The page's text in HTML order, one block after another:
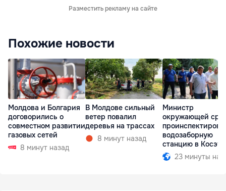
Разместить рекламу на сайте
Похожие новости
Молдова и Болгария
договорились о
совместном развитии
газовых сетей
8 минут назад
В Молдове сильный
ветер повалил
деревья на трассах
8 минут назад
Министр
окружающей
водозаборную
станцию в
23 минуты